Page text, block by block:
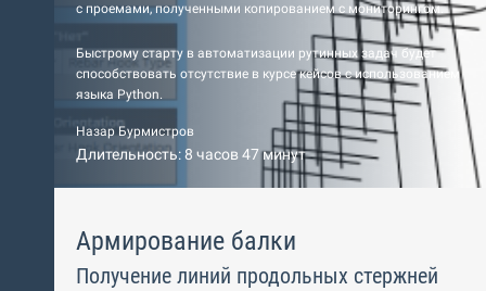
с проемами, полученными копированием с мониторингом.
Быстрому старту в автоматизации рутинных задач будет
способствовать отсутствие в курсе кейсов с использованием
языка Python.
Назар Бурмистров
Длительность: 8 часов 47 минут
Армирование балки
Получение линий продольных стержней